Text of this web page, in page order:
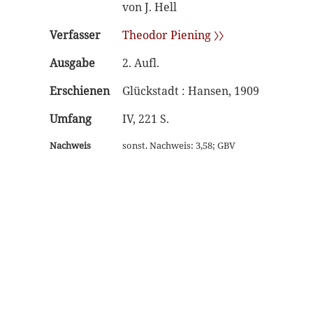
von J. Hell
Verfasser
Theodor Piening 〉〉
Ausgabe
2. Aufl.
Erschienen
Glückstadt : Hansen, 1909
Umfang
IV, 221 S.
Nachweis sonst. Nachweis: 3,58; GBV